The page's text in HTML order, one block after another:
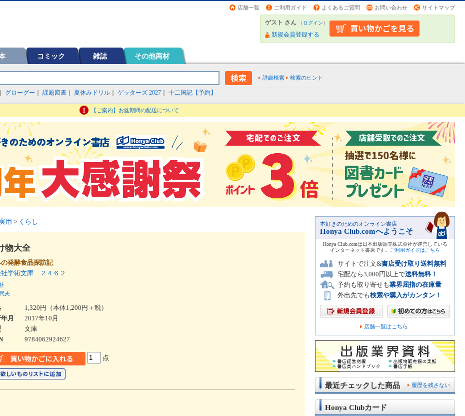
店舗一覧 ご利用ガイド よくあるご質問 お問い合わせ サイトマップ
ゲスト さん （ログイン）
新規会員登録する
コミック 雑誌 その他商材
詳細検索 検索のヒント
グローグー 課題図書 夏休みドリル ゲッターズ 2027 十二国記【予約】
【ご案内】お盆期間の配送について
用 > くらし
物大全
発酵食品探訪記
社学術文庫 ２４６２
夫
1,320円（本体1,200円＋税）
月
2017年10月
文庫
9784062924627
点
本好きのためのオンライン書店
Honya Club.comへようこそ
Honya Club.comは日本出版販売株式会社が運営している
インターネット書店です。
ご利用ガイドはこちら
サイトで注文&書店受け取り送料無料
宅配なら3,000円以上で送料無料！
予約も取り寄せも業界屈指の在庫量
外出先でも検索や購入がカンタン！
店舗一覧はこちら
履歴を残さない
最近チェックした商品
Honya Clubカード